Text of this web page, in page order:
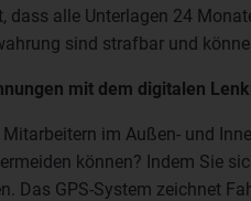
dass alle Unterlagen 24
sind strafbar und
mit dem digitalen
im Außen- und
können? Indem Sie
Das GPS-System zeichnet